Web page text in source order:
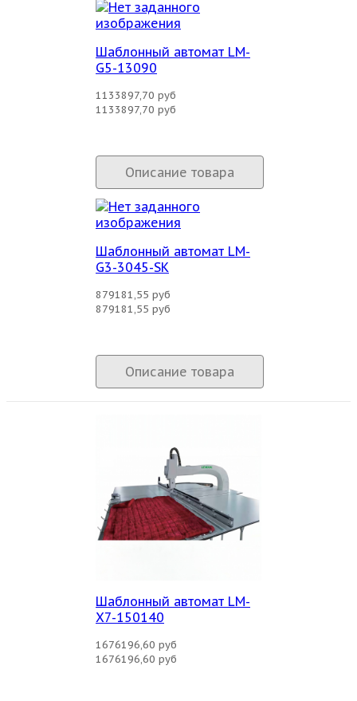
Шаблонный автомат LM-
G5-13090
1133897,70 руб
1133897,70 руб
Описание товара
Шаблонный автомат LM-
G3-3045-SK
879181,55 руб
879181,55 руб
Описание товара
Шаблонный автомат LM-
X7-150140
1676196,60 руб
1676196,60 руб